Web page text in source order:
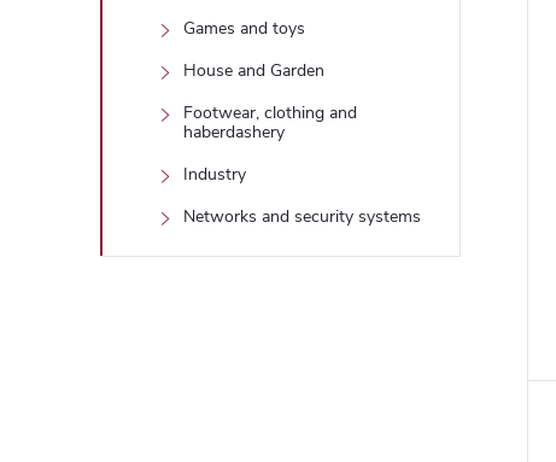
Games and toys
House and Garden
Footwear, clothing and
haberdashery
Industry
Networks and security systems